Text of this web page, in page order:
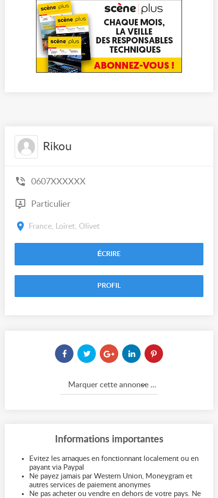
Rikou
0607XXXXXX
Particulier
France, Loiret, Olivet
ÉCRIRE
PROFIL
Marquer cette annonce comme...
Informations importantes
Evitez les arnaques en fonctionnant localement ou en
payant via Paypal
Ne payez jamais par Western Union, Moneygram et
autres services de paiement anonymes
Ne pas acheter ou vendre en dehors de votre pays. Ne